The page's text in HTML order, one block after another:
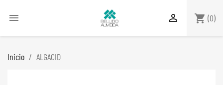
 shopping_cart (0)

Inicio ALGACID